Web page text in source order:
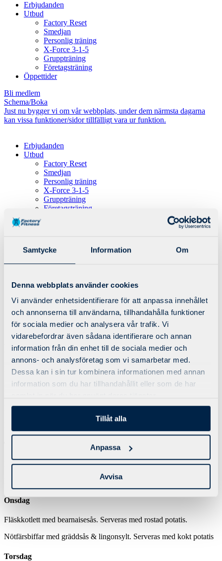
Samtycke Information Om
Denna webbplats använder cookies
Vi använder enhetsidentifierare för att anpassa innehållet
och annonserna till användarna, tillhandahålla funktioner
för sociala medier och analysera vår trafik. Vi
vidarebefordrar även sådana identifierare och annan
information från din enhet till de sociala medier och
annons- och analysföretag som vi samarbetar med.
Dessa kan i sin tur kombinera informationen med annan
information som du har tillhandahållit eller som de har
Tillåt alla
Anpassa
Avvisa
Erbjudanden
Utbud
Factory Reset
Smedjan
Personlig träning
X-Force 3-1-5
Gruppträning
Företagsträning
Öppettider
Bli medlem
Schema/Boka
Just nu bygger vi om vår webbplats, under dem närmsta dagarna
kan vissa funktioner/sidor tillfälligt vara ur funktion.
Erbjudanden
Utbud
Factory Reset
Smedjan
Personlig träning
X-Force 3-1-5
Gruppträning
Företagsträning
Öppettider
Erbjudanden
Utbud
Smedjan
Personlig träning
X-Force 3-1-5
Gruppträning
Öppettider
Dagens lunch v.20
Matsedel 14 maj – 18 maj
Måndag
Korvstroganoff med gröna ärtor. Serveras med ris.
Lammgryta med tomat & grönsaker. Serveras med kokt potatis.
Pocherad vit fisk med tomatsås & aioli. Serveras med kokt potatis
Onsdag
Fläskkotlett med bearnaisesås. Serveras med rostad potatis.
Nötfärsbiffar med gräddsås & lingonsylt. Serveras med kokt potatis
Torsdag